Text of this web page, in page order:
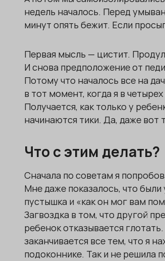
недель началось. Перед
минут опять бежит. Если
Первая мысль — цистит.
И снова предположение от
Потому что началось все на
в тот момент, когда я в
Получается, как только у
начинаются тики. Да, даже вот
Что с этим делать?
Сначала по советам я
Мне даже показалось, что
пустышка и «как он мог вам
Загвоздка в том, что другой
ребенок отказывается
заканчивается все тем, что я
подоконнике. Так и не решила